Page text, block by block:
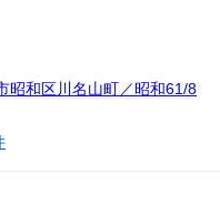
昭和区川名山町／昭和61/8